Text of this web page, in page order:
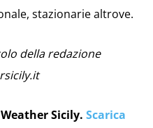
stazionarie altrove.
della redazione
Sicily. Scarica